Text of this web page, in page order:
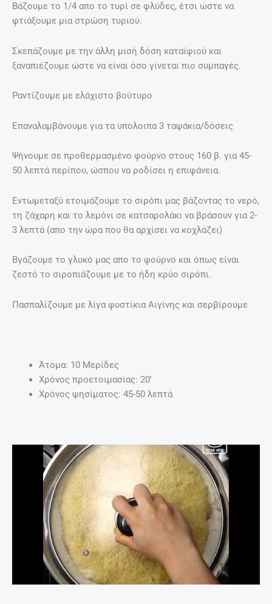
Βάζουμε το 1/4 απο το τυρί σε φλύδες, έτσι ώστε να
φτιάξουμε μια στρώση τυριού.
Σκεπάζουμε με την άλλη μισή δόση καταϊφιού και
ξαναπιέζουμε ώστε να είναι όσο γίνεται πιο συμπαγές.
Ραντίζουμε με ελάχιστο βούτυρο
Επαναλαμβάνουμε για τα υπολοιπα 3 ταψάκια/δόσεις
Ψήνουμε σε προθερμασμένο φούρνο στους 160 β. για 45-
50 λεπτά περίπου, ώσπου να ροδίσει η επιφάνεια.
Εντωμεταξύ ετοιμάζουμε το σιρόπι μας βάζοντας το νερό,
τη ζάχαρη και το λεμόνι σε κατσαρολάκι να βράσουν για 2-
3 λεπτά (απο την ώρα που θα αρχίσει να κοχλάζει)
Βγάζουμε το γλυκό μας απο το φούρνο και όπως είναι
ζεστό το σιροπιάζουμε με το ήδη κρύο σιρόπι.
Πασπαλίζουμε με λίγα φυστίκια Αιγίνης και σερβίρουμε
Άτομα: 10 Μερίδες
Χρόνος προετοιμασίας: 20′
Χρόνος ψησίματος: 45-50 λεπτά